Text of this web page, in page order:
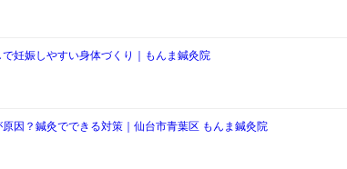
妊娠しやすい身体づくり｜もんま鍼灸院
因？鍼灸でできる対策｜仙台市青葉区 もんま鍼灸院